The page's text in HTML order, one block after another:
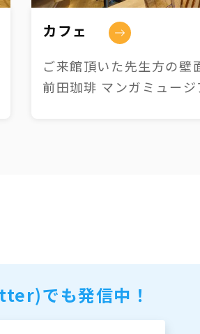
カフェ
ご来館頂いた先生方の壁
前田珈琲 マンガミュージ
でも発信中！